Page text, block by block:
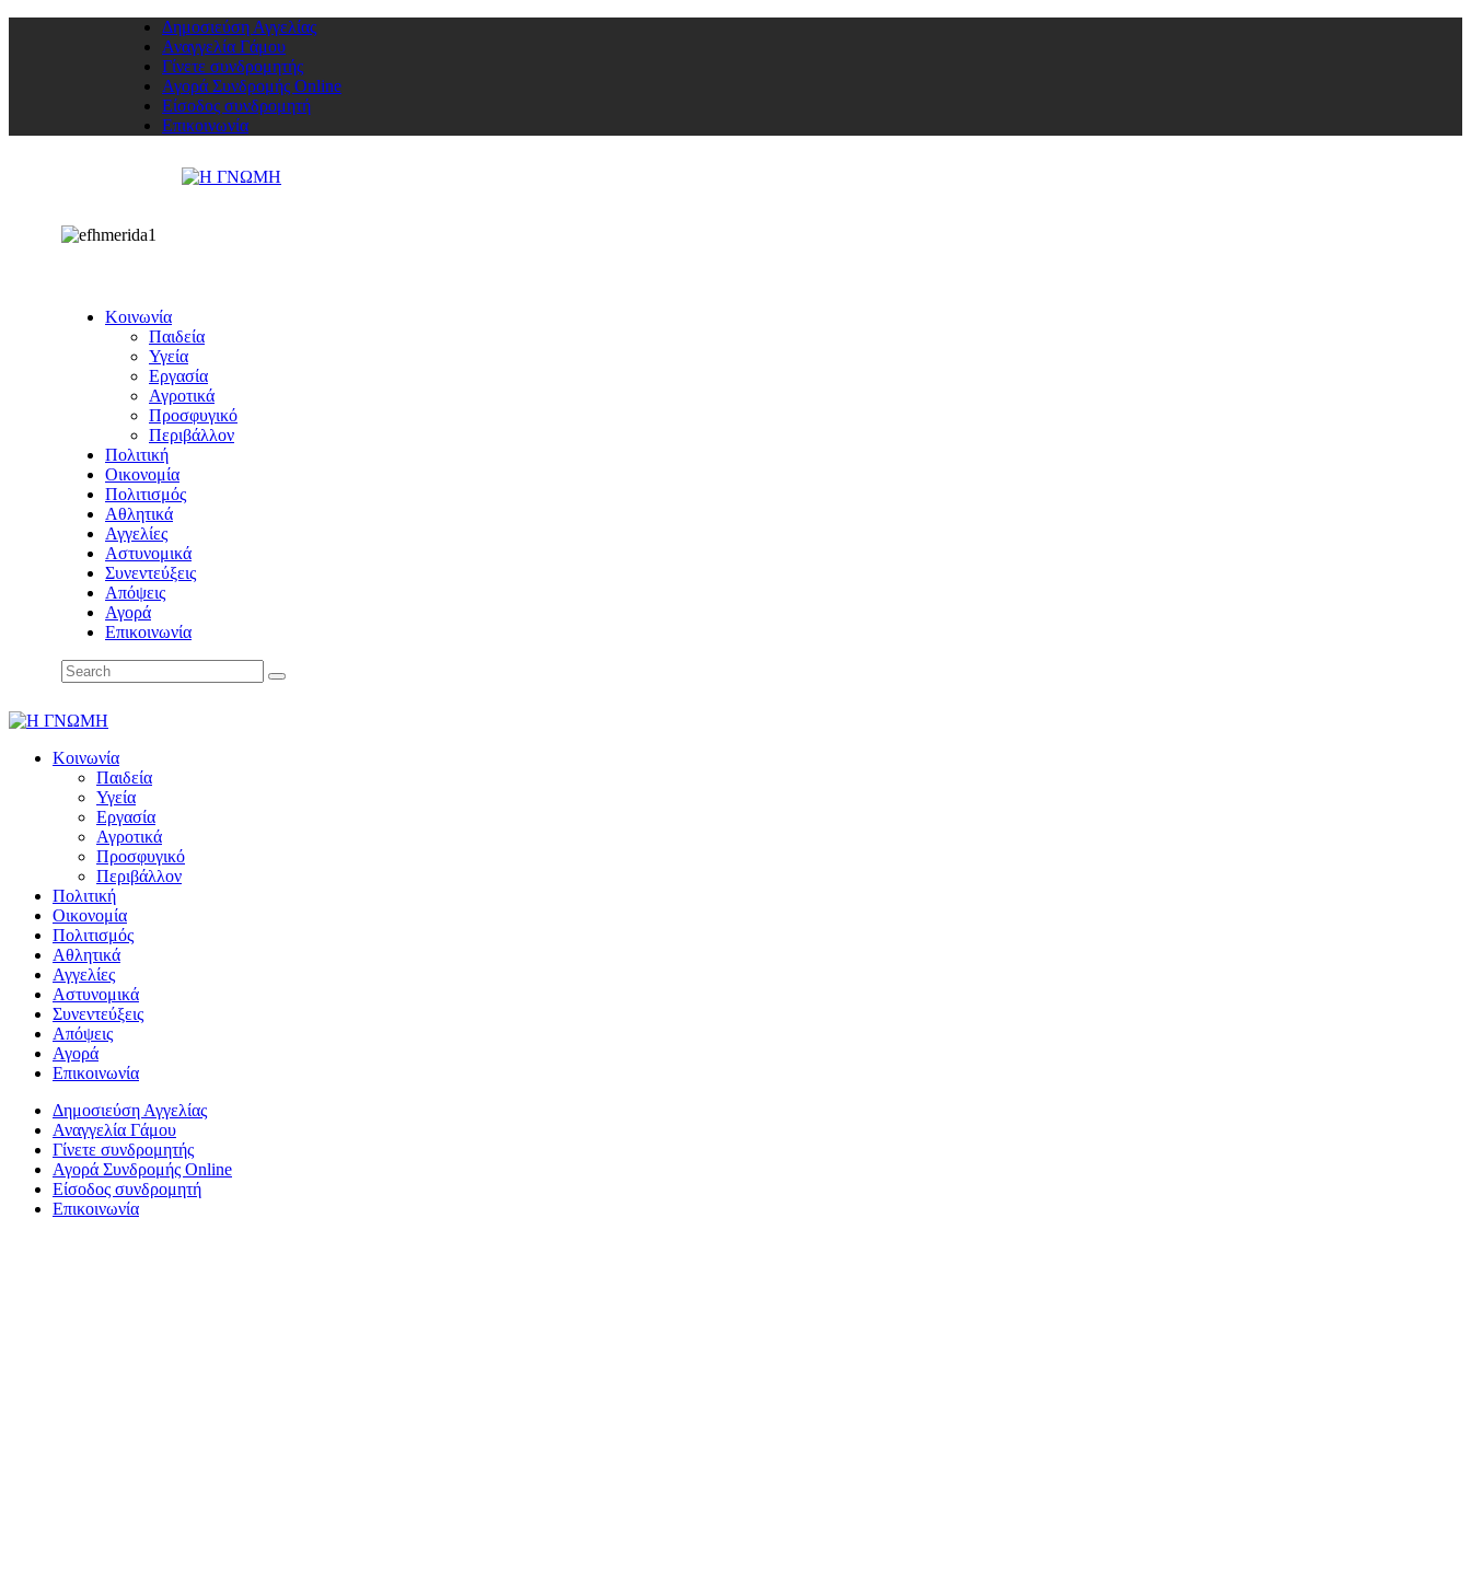
Δημοσιεύση Αγγελίας
Αναγγελία Γάμου
Γίνετε συνδρομητής
Αγορά Συνδρομής Online
Είσοδος συνδρομητή
Επικοινωνία
Κοινωνία
Παιδεία
Υγεία
Εργασία
Αγροτικά
Προσφυγικό
Περιβάλλον
Πολιτική
Οικονομία
Πολιτισμός
Αθλητικά
Αγγελίες
Αστυνομικά
Συνεντεύξεις
Απόψεις
Αγορά
Επικοινωνία
Κοινωνία
Παιδεία
Υγεία
Εργασία
Αγροτικά
Προσφυγικό
Περιβάλλον
Πολιτική
Οικονομία
Πολιτισμός
Αθλητικά
Αγγελίες
Αστυνομικά
Συνεντεύξεις
Απόψεις
Αγορά
Επικοινωνία
Δημοσιεύση Αγγελίας
Αναγγελία Γάμου
Γίνετε συνδρομητής
Αγορά Συνδρομής Online
Είσοδος συνδρομητή
Επικοινωνία